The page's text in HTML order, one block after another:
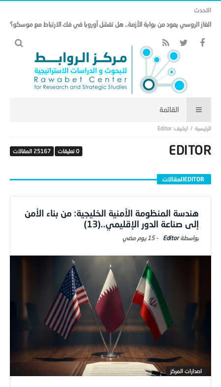
الاحدث
الغاز الروسي يعود من بوابة الأزمة.. هل تفشل أوروبا في فك الارتباط مع موسكو؟
EDITOR 25167 ‎المقالات 0‎ تعليقات
EDITOR ‎المقالات
هندسة المنظومة الأمنية الخليجية: من بناء الأمن
إلى صناعة الدور الإقليمي..(13)
Editor
-15 يوم ‎مضي
اصدارات المركز